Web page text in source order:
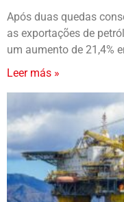
Após duas quedas
as exportações de
um aumento de 21,4%
Leer más »